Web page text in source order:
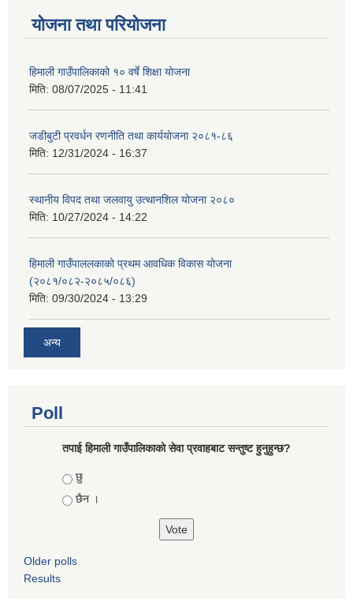
योजना तथा परियोजना
हिमाली गाउँपालिकाको १० वर्षे शिक्षा योजना
मिति: 08/07/2025 - 11:41
जडीबुटी प्रवर्धन रणनीति तथा कार्ययाेजना २०८१-८६
मिति: 12/31/2024 - 16:37
स्थानीय विपद तथा जलवायु उत्थानशिल योजना २०८०
मिति: 10/27/2024 - 14:22
हिमाली गाउँपाललकाको प्रथम आवधिक विकास योजना
(२०८१/०८२-२०८५/०८६)
मिति: 09/30/2024 - 13:29
अन्य
Poll
तपाई हिमाली गाउँपालिकाको सेवा प्रवाहबाट सन्तुष्ट हुनुहुन्छ?
Choices
छु
छैन ।
Older polls
Results